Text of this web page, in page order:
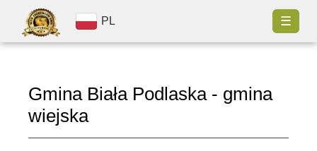
PL ☰
Gmina Biała Podlaska - gmina
wiejska